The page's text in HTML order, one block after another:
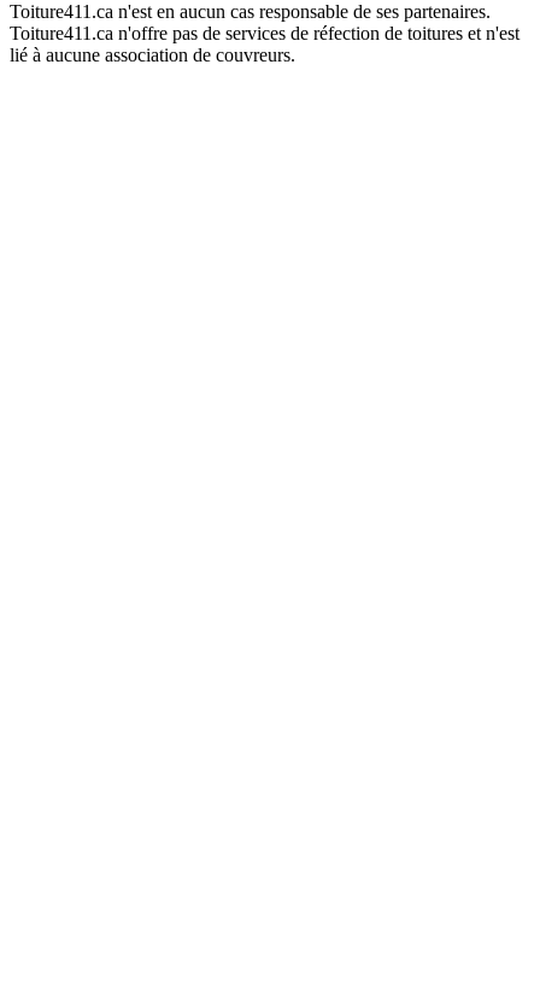
Toiture411.ca n'est en aucun cas responsable de ses partenaires.
Toiture411.ca n'offre pas de services de réfection de toitures et n'est
lié à aucune association de couvreurs.